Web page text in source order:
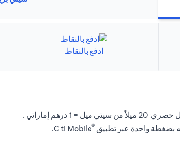
ادفع بالنقاط
إماراتي .
بضغطة واحدة عبر تطبيق ®
Citi Mobile.